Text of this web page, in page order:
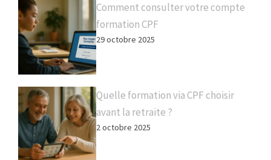
Comment consulter votre compte
formation CPF
29 octobre 2025
Quelle formation via CPF choisir
avant la retraite ?
2 octobre 2025